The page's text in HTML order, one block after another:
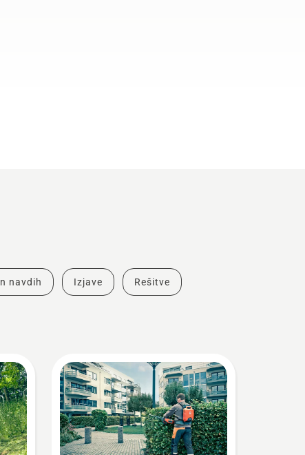
navdih Izjave Rešitve